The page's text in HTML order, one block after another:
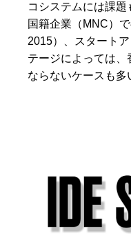
コシステムには課
国籍企業（ MNC）
2015）、スタート
テージによっては
ならないケースも多